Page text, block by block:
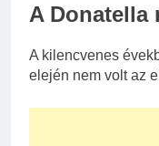
A Donatella
A kilencvenes
elején nem volt az